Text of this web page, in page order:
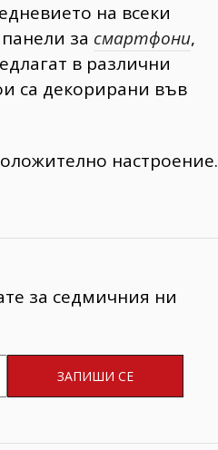
на всеки
за смартфони,
в различни
са декорирани във
настроение.
за седмичния ни